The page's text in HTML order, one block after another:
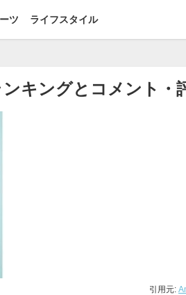
ツ ライフスタイル
キングとコメント・
引用元: